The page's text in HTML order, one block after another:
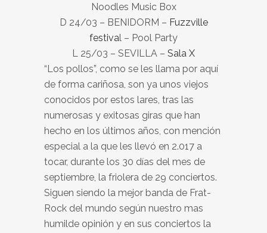
Noodles Music Box
D 24/03 – BENIDORM – Fuzzville
festival – Pool Party
L 25/03 – SEVILLA – Sala X
“Los pollos”, como se les llama por aquí
de forma cariñosa, son ya unos viejos
conocidos por estos lares, tras las
numerosas y exitosas giras que han
hecho en los últimos años, con mención
especial a la que les llevó en 2.017 a
tocar, durante los 30 días del mes de
septiembre, la friolera de 29 conciertos.
Siguen siendo la mejor banda de Frat-
Rock del mundo según nuestro mas
humilde opinión y en sus conciertos la